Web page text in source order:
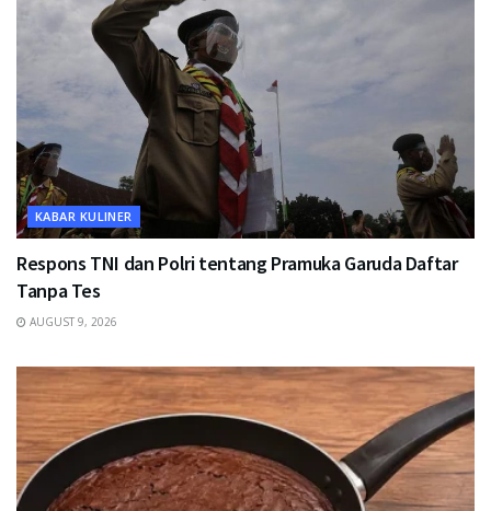
KABAR KULINER
Respons TNI dan Polri tentang Pramuka Garuda Daftar
Tanpa Tes
AUGUST 9, 2026